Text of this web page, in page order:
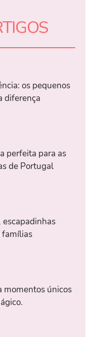
os pequenos
diferença
perfeita para as
de Portugal
escapadinhas
famílias
momentos únicos